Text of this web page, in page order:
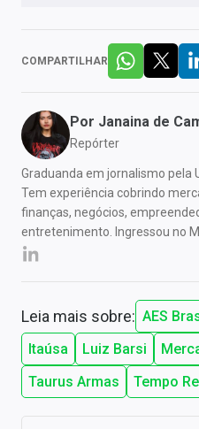
COMPARTILHAR
Por Janaina de
Repórter
Graduanda em jornalismo pela
Tem experiência cobrindo
finanças, negócios,
entretenimento. Ingressou no
Leia mais sobre: AES
Itaúsa
Luiz Barsi
Taurus Armas
Tempo